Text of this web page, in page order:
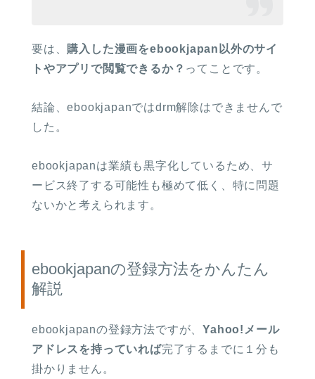
要は、 購入した漫画をebookjapan以外のサイ
トやアプリで閲覧できるか？ ってことです。
結論、ebookjapanではdrm解除はできませんで
した。
ebookjapanは業績も黒字化しているため、サ
ービス終了する可能性も極めて低く、特に問題
ないかと考えられます。
ebookjapanの登録方法をかんたん
解説
ebookjapanの登録方法ですが、Yahoo!メール
アドレスを持っていれば完了するまでに１分も
掛かりません。